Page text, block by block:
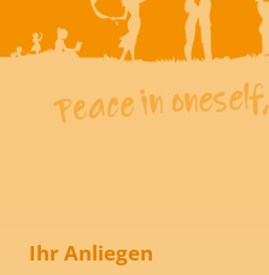
Ihr Anliegen